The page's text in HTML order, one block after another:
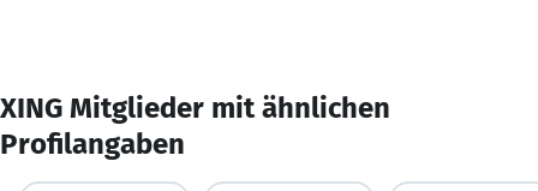
XING Mitglieder mit ähnlichen
Profilangaben